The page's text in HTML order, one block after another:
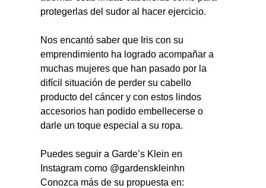
protegerlas del sudor al hacer ejercicio.
Nos encantó saber que Iris con su
emprendimiento ha logrado acompañar a
muchas mujeres que han pasado por la
difícil situación de perder su cabello
producto del cáncer y con estos lindos
accesorios han podido embellecerse o
darle un toque especial a su ropa.
Puedes seguir a Garde’s Klein en
Instagram como @gardenskleinhn
Conozca más de su propuesta en: